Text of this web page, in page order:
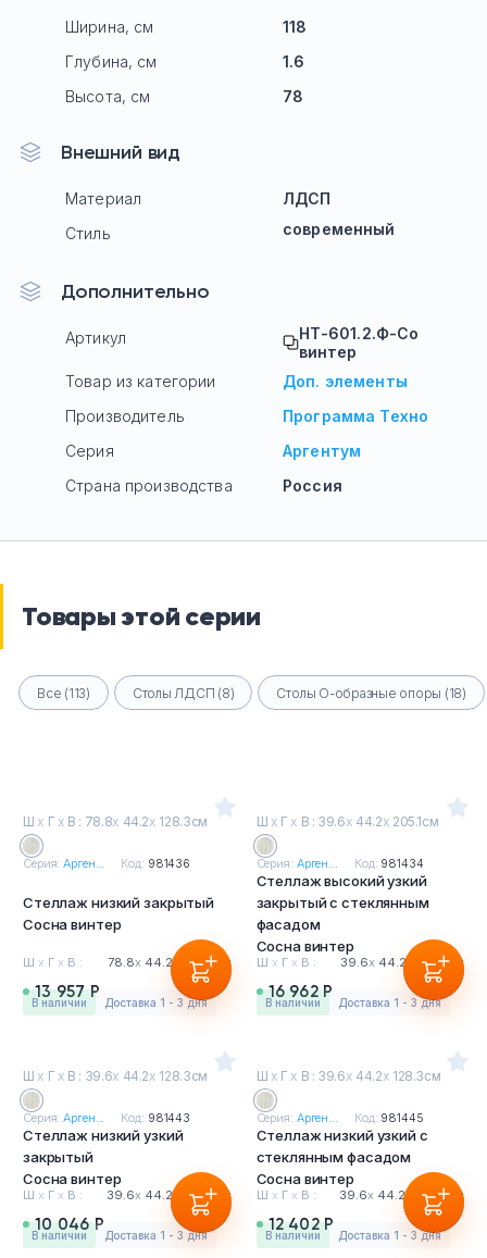
Ширина, см
118
Глубина, см
1.6
Высота, см
78
Внешний вид
Материал
ЛДСП
Стиль
современный
Дополнительно
Артикул
НТ-601.2.Ф-Со
винтер
Товар из категории
Доп. элементы
Производитель
Программа Техно
Серия
Аргентум
Страна производства
Россия
Товары этой серии
Все (113) Столы ЛДСП (8) Столы О-образные опоры (18)
Ш х Г х В : 78.8х 44.2х 128.3см
Серия:Арген... Код: 981436
Стеллаж низкий закрытый
Сосна винтер
Ш х Г х В : 78.8х 44.2х 128.3см
13 957 Р
в наличии Доставка 1 - 3 дня
Ш х Г х В : 39.6х 44.2х 205.1см
Серия: Арген... Код: 981434
Стеллаж высокий узкий
закрытый с стеклянным
фасадом
Сосна винтер
Ш х Г х В : 39.6х 44.2х 205.1см
16 962 Р
в наличии Доставка 1 - 3 дня
Ш х Г х В : 39.6х 44.2х 128.3см
Серия:Арген... Код: 981443
Стеллаж низкий узкий
закрытый
Сосна винтер
Ш х Г х В : 39.6х 44.2х 128.3см
10 046 Р
в наличии Доставка 1 - 3 дня
Ш х Г х В : 39.6х 44.2х 128.3см
Серия: Арген... Код: 981445
Стеллаж низкий узкий с
стеклянным фасадом
Сосна винтер
Ш х Г х В : 39.6х 44.2х 128.3см
12 402 Р
в наличии Доставка 1 - 3 дня